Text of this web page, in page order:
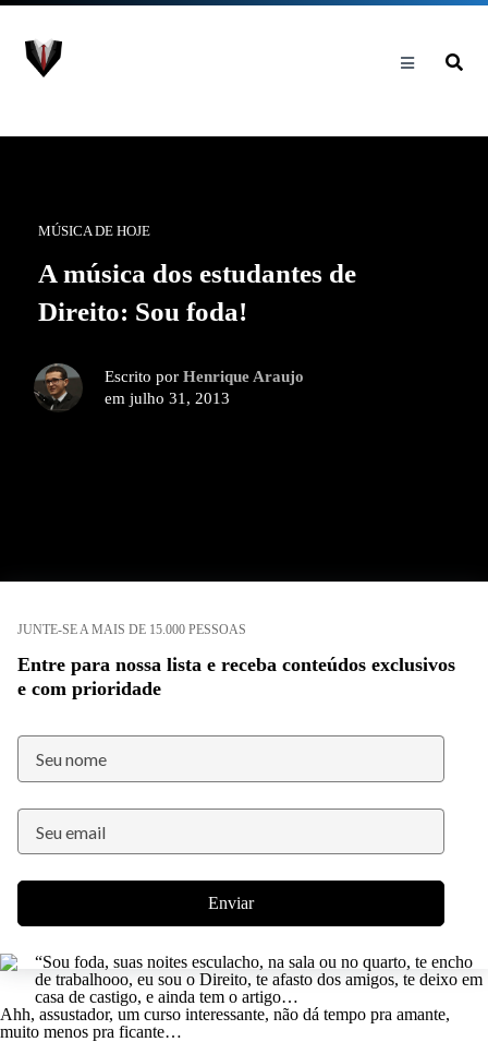
MÚSICA DE HOJE
A música dos estudantes de
Direito: Sou foda!
Escrito por Henrique Araujo
em julho 31, 2013
JUNTE-SE A MAIS DE 15.000 PESSOAS
Entre para nossa lista e receba conteúdos exclusivos
e com prioridade
Enviar
“Sou foda, suas noites esculacho, na sala ou no quarto, te encho
de trabalhooo, eu sou o Direito, te afasto dos amigos, te deixo em
casa de castigo, e ainda tem o artigo…
Ahh, assustador, um curso interessante, não dá tempo pra amante,
muito menos pra ficante…